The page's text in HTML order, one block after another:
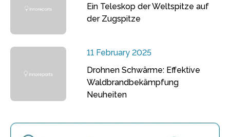
Ein Teleskop der Weltspitze auf
der Zugspitze
11 February 2025
Drohnen Schwärme: Effektive
Waldbrandbekämpfung
Neuheiten